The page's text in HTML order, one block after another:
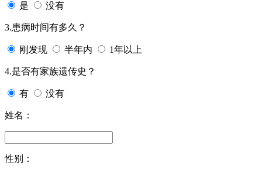
是 没有
3.患病时间有多久？
刚发现 半年内 1年以上
4.是否有家族遗传史？
有 没有
姓名：
性别：